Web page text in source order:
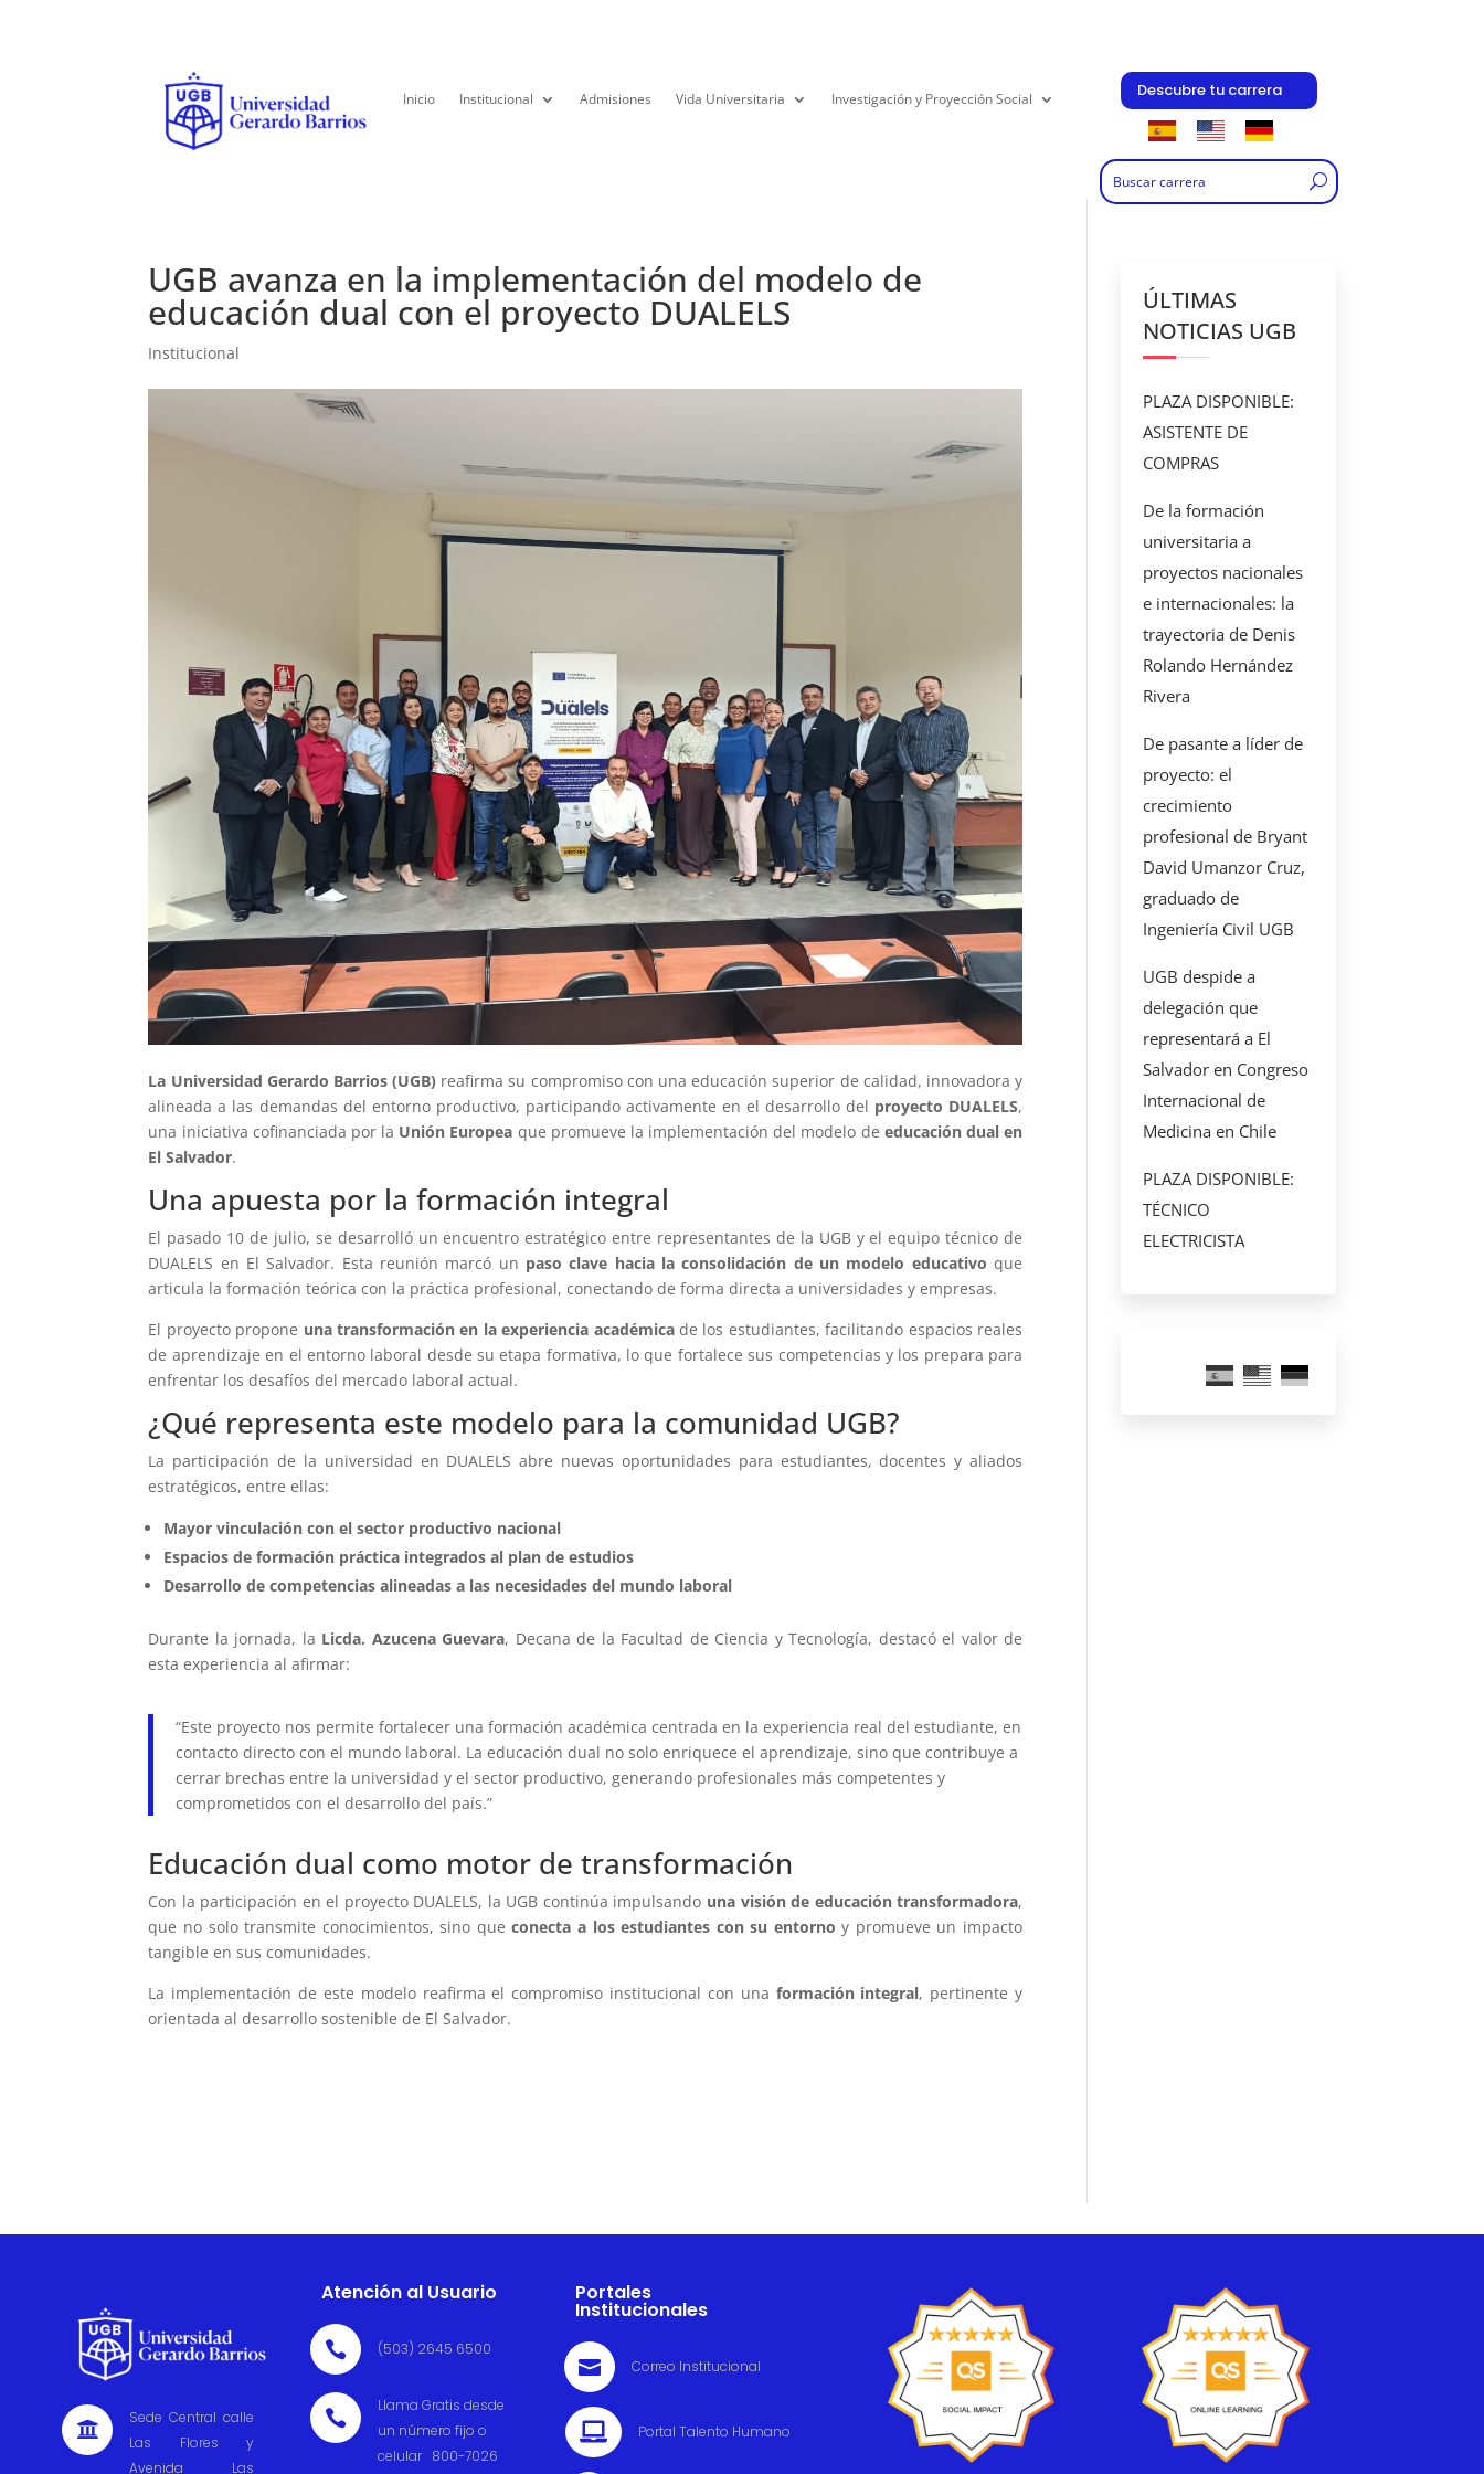
Inicio Institucional Admisiones Vida Universitaria Investigación y Proyección Social Descubre tu carrera
UGB avanza en la implementación del modelo de
educación dual con el proyecto DUALELS
Institucional
La Universidad Gerardo Barrios (UGB) reafirma su compromiso con una educación superior de calidad, innovadora y
alineada a las demandas del entorno productivo, participando activamente en el desarrollo del proyecto DUALELS,
una iniciativa cofinanciada por la Unión Europea que promueve la implementación del modelo de educación dual en
El Salvador.
Una apuesta por la formación integral
El pasado 10 de julio, se desarrolló un encuentro estratégico entre representantes de la UGB y el equipo técnico de
DUALELS en El Salvador. Esta reunión marcó un paso clave hacia la consolidación de un modelo educativo que
articula la formación teórica con la práctica profesional, conectando de forma directa a universidades y empresas.
El proyecto propone una transformación en la experiencia académicade los estudiantes, facilitando espacios reales
de aprendizaje en el entorno laboral desde su etapa formativa, lo que fortalece sus competencias y los prepara para
enfrentar los desafíos del mercado laboral actual.
¿Qué representa este modelo para la comunidad UGB?
La participación de la universidad en DUALELS abre nuevas oportunidades para estudiantes, docentes y aliados
estratégicos, entre ellas:
Mayor vinculación con el sector productivo nacional
Espacios de formación práctica integrados al plan de estudios
Desarrollo de competencias alineadas a las necesidades del mundo laboral
Durante la jornada, la Licda. Azucena Guevara, Decana de la Facultad de Ciencia y Tecnología, destacó el valor de
esta experiencia al afirmar:
“Este proyecto nos permite fortalecer una formación académica centrada en la experiencia real del estudiante, en
contacto directo con el mundo laboral. La educación dual no solo enriquece el aprendizaje, sino que contribuye a
cerrar brechas entre la universidad y el sector productivo, generando profesionales más competentes y
comprometidos con el desarrollo del país.”
Educación dual como motor de transformación
Con la participación en el proyecto DUALELS, la UGB continúa impulsando una visión de educación transformadora,
que no solo transmite conocimientos, sino queconecta a los estudiantes con su entorno y promueve un impacto
tangible en sus comunidades.
La implementación de este modelo reafirma el compromiso institucional con una formación integral, pertinente y
orientada al desarrollo sostenible de El Salvador.
ÚLTIMAS
NOTICIAS UGB
PLAZA DISPONIBLE:
ASISTENTE DE
COMPRAS
De la formación
universitaria a
proyectos nacionales
e internacionales: la
trayectoria de Denis
Rolando Hernández
Rivera
De pasante a líder de
proyecto: el
crecimiento
profesional de Bryant
David Umanzor Cruz,
graduado de
Ingeniería Civil UGB
UGB despide a
delegación que
representará a El
Salvador en Congreso
Internacional de
Medicina en Chile
PLAZA DISPONIBLE:
TÉCNICO
ELECTRICISTA

Sede Central calle
Las Flores y
Avenida Las
Atención al Usuario
 (503) 2645 6500

Llama Gratis desde
un número fijo o
celular 800-7026
Portales
Institucionales
 Correo Institucional
 Portal Talento Humano